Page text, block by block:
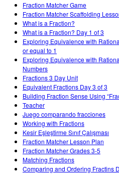
화학
지구 및 우주
생물학
번역된 시뮬레이션
Customizable Sims
Start a Free Trial
Purchase a License
당신의 활동을 공유하세요.
활동 기여 지침
가상 워크숍
Professional Learning with
Teaching with PhET
시도/주도권
포용적 디자인
PhET 글로벌
Data Fluency
STEM Ed의 DEIB
SceneryStack OSE
Impact Report
로그인/등록
로그인/등록
Fraction Matcher Game
Fraction Matcher Scaffolding
What is a Fraction?
What is a Fraction? Day 1 of 3
Exploring Equivalence with
or equal to 1
Exploring Equivalence with
Numbers
Fractions 3 Day Unit
Equivalent Fractions Day 3 of 3
Building Fraction Sense Using
Teacher
Juego comparando fracciones
Working with Fractions
Kesir Eşleştirme Sınıf Çalışması
Fraction Matcher Lesson Plan
Fraction Matcher Grades 3-5
Matching Fractions
Comparing and Ordering Fractins